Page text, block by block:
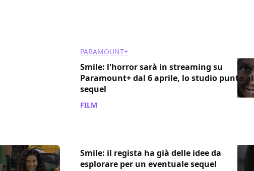
PARAMOUNT+
Smile: l'horror sarà in streaming su
Paramount+ dal 6 aprile, lo studio punta al
sequel
FILM
Smile: il regista ha già delle idee da
esplorare per un eventuale sequel